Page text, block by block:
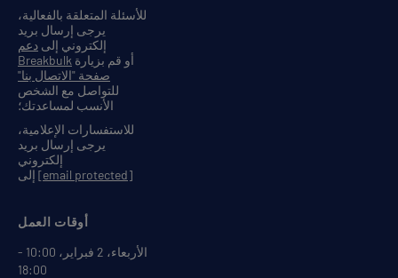
أوقات العمل
الأربعاء، 2 فبراير، 10:00 -
18:00
للأسئلة المتعلقة بالفعالية،
يرجى إرسال بريد
إلكتروني إلى دعم
Breakbulk أو قم بزيارة
صفحة "الاتصال بنا"
للتواصل مع الشخص
الأنسب لمساعدتك؛
للاستفسارات الإعلامية،
يرجى إرسال بريد
إلكتروني
[email protected]